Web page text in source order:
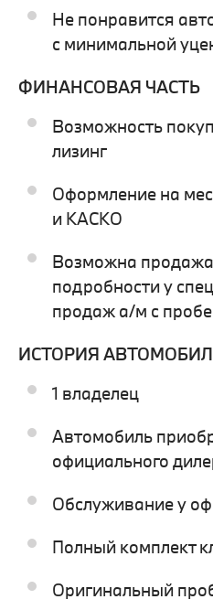
Не понравится
с минимальной
ФИНАНСОВАЯ ЧАСТЬ
Возможность
лизинг
Оформление на
и КАСКО
Возможна
подробности у
продаж а/м с
ИСТОРИЯ
1 владелец
Автомобиль
официального
Обслуживание у
Полный комплект
Оригинальный